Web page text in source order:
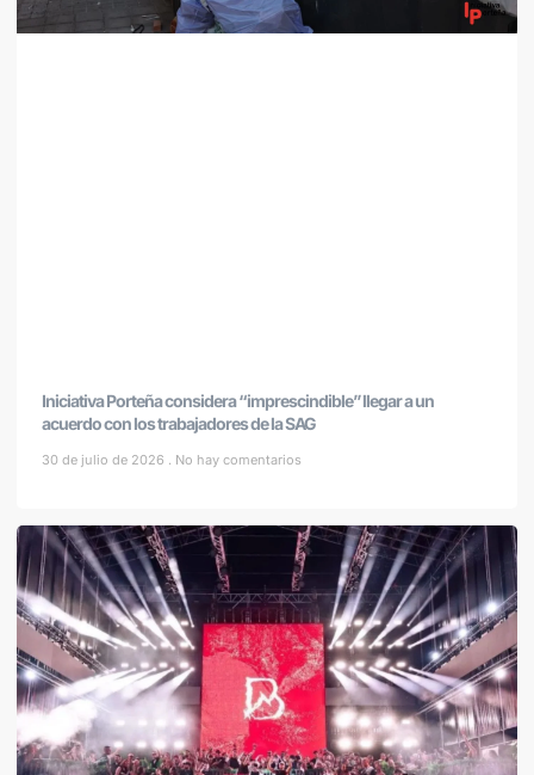
Iniciativa Porteña considera “imprescindible” llegar a un
acuerdo con los trabajadores de la SAG
30 de julio de 2026 No hay comentarios